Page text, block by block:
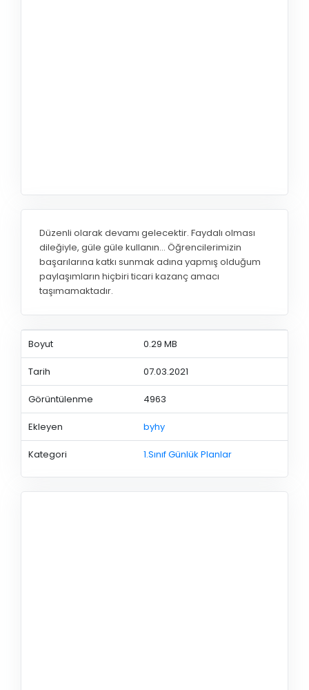
Düzenli olarak devamı gelecektir. Faydalı olması
dileğiyle, güle güle kullanın... Öğrencilerimizin
başarılarına katkı sunmak adına yapmış olduğum
paylaşımların hiçbiri ticari kazanç amacı
taşımamaktadır.
Boyut 0.29 MB
Tarih 07.03.2021
Görüntülenme 4963
Ekleyen byhy
Kategori 1.Sınıf Günlük Planlar